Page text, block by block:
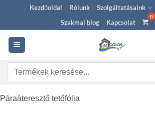
content
Kezdőoldal Rólunk Szolgáltatásaink
Szakmai blog
Kapcsolat
Keresés
Páraáteresztő tetőfólia